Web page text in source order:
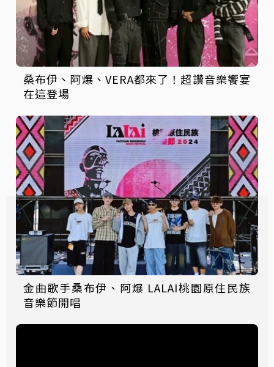
桑布伊、阿爆、VERA都來了！超讚音樂饗宴
在這登場
金曲歌手桑布伊、阿爆 LALAI桃園原住民族
音樂節開唱